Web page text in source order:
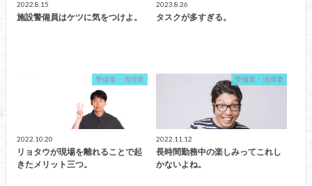
2022.8.15
施設警備員はケツに気をつけよ。
2023.8.26
タスクが多すぎる。
警備業・清掃業
2022.10.20
リョタウが現場を離れることで起
きたメリット三つ。
警備業・清掃業
2022.11.12
長時間勤務中の楽しみってこれし
かないよね。